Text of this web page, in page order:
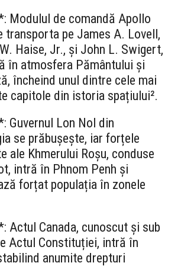
Modulul de comandă Apollo
transporta pe James A. Lovell,
Haise, Jr., și John L. Swigert,
în atmosfera Pământului și
încheind unul dintre cele mai
capitole din istoria spațiului².
Guvernul Lon Nol din
se prăbușește, iar forțele
ale Khmerului Roșu, conduse
intră în Phnom Penh și
forțat populația în zonele
Actul Canada, cunoscut și sub
Actul Constituției, intră în
anumite drepturi